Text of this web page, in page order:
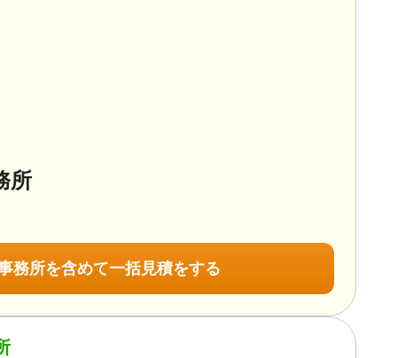
所
務所を含めて一括見積をする